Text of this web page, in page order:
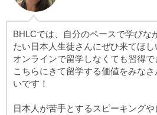
BHLCでは、自分のペースで学びな
たい日本人生徒さんにぜひ来てほ
オンラインで留学しなくても習得で
こちらにきて留学する価値をみな
いです！
日本人が苦手とするスピーキング